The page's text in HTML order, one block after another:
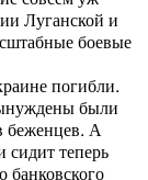
Луганской и
боевые
погибли.
были
беженцев. А
теперь
банковского